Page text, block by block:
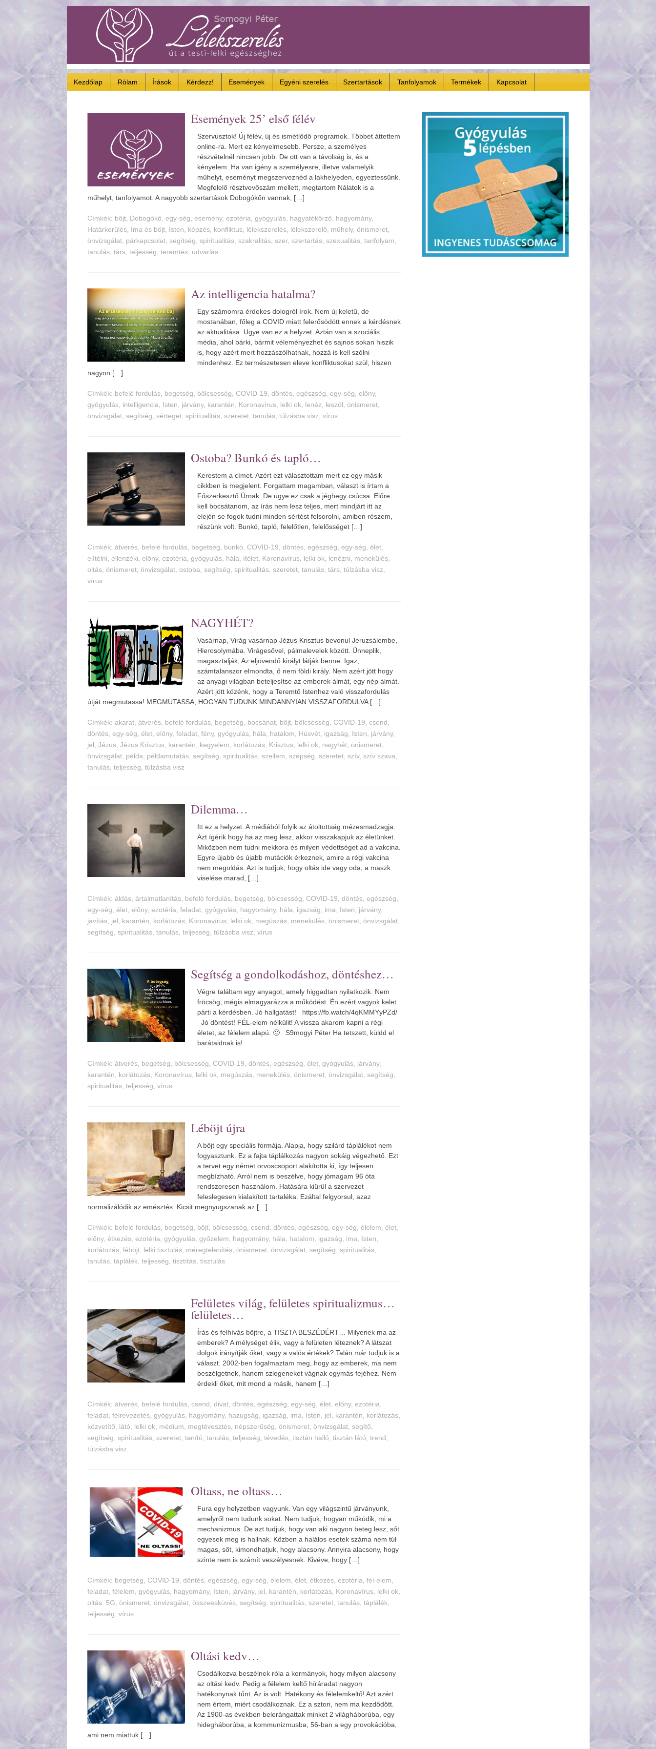
Kezdőlap Rólam Írások Kérdezz! Események Egyéni szerelés Szertartások Tanfolyamok Termékek Kapcsolat
Események 25’ első félév
Szervusztok! Új félév, új és ismétlődő programok. Többet áttettem
online-ra. Mert ez kényelmesebb. Persze, a személyes
részvételnél nincsen jobb. De ott van a távolság is, és a
kényelem. Ha van igény a személyesre, illetve valamelyik
műhelyt, eseményt megszerveznéd a lakhelyeden, egyeztessünk.
Megfelelő résztvevőszám mellett, megtartom Nálatok is a
műhelyt, tanfolyamot. A nagyobb szertartások Dobogókőn vannak, […]
Címkék: böjt Dobogókő ,egy-ség ,esemény,ezotéria ,gyógyulás hagyatékőrző hagyomány,
Határkerülés Ima és böjt Isten képzés konfliktus lélekszerelés lélekszerelő műhely,önismeret
önvizsgálat párkapcsolat ,segítség ,spiritualitás ,szakralitás ,szer,szertartás ,szexualitás ,tanfolyam
tanulás ,társ ,teljesség ,teremtés udvarlás
Az intelligencia hatalma?
Egy számomra érdekes dologról írok. Nem új keletű, de
mostanában, főleg a COVID miatt felerősödött ennek a kérdésnek
az aktualitása. Ugye van ez a helyzet. Aztán van a szociális
média, ahol bárki, bármit véleményezhet és sajnos sokan hiszik
is, hogy azért mert hozzászólhatnak, hozzá is kell szólni
mindenhez. Ez természetesen eleve konfliktusokat szül, hiszen
nagyon […]
Címkék: befelé fordulás begetség bölcsesség COVID-19 ,döntés ,egészség ,egy-ség ,előny,
gyógyulás intelligencia Isten járvány, karantén Koronavírus lelki ok lenéz leszól ,önismeret
önvizsgálat ,segítség ,sérteget ,spiritualitás ,szeretet ,tanulás ,túlzásba visz ,vírus
Ostoba? Bunkó és tapló
Kerestem a címet. Azért ezt választottam mert ez egy másik
cikkben is megjelent. Forgattam magamban, választ is írtam a
Főszerkesztő Úrnak. De ugye ez csak a jéghegy csúcsa. Előre
kell bocsátanom, az írás nem lesz teljes, mert mindjárt itt az
elején se fogok tudni minden sértést felsorolni, amiben részem,
részünk volt. Bunkó, tapló, felelőtlen, felelősséget […]
Címkék:tverés befelé fordulás begetség bunkó COVID-19 ,döntés ,egészség ,egy-ség ,élet
elítélni ,ellenzéki ,előny,ezotéria ,gyógyulás hála ítélet Koronavírus lelki ok lenézni menekülés
oltás ,önismeret ,önvizsgálat ,ostoba ,segítség ,spiritualitás ,szeretet ,tanulás ,társ ,túlzásba visz
vírus
NAGYHÉT?
Vasárnap, Virág vasárnap Jézus Krisztus bevonul Jeruzsálembe,
Hierosolymába. Virágesővel, pálmalevelek között. Ünneplik,
magasztalják, Az eljövendő királyt látják benne. Igaz,
számtalanszor elmondta, ő nem földi király. Nem azért jött hogy
az anyagi világban beteljesítse az emberek álmát, egy nép álmát.
Azért jött közénk, hogy a Teremtő Istenhez való visszafordulás
útját megmutassa! MEGMUTASSA, HOGYAN TUDUNK MINDANNYIAN VISSZAFORDULVA […]
Címkék:akarat ,tverés befelé fordulás begetség bocsánat böjt bölcsesség COVID-19 ,csend
döntés ,egy-ség ,élet ,előny,feladat ,fény,gyógyulás hála hatalom Húsvét igazság Isten járvány,
jel ,Jézus ,Jézus Krisztus karantén kegyelem korlátozás Krisztus lelki ok nagyhét ,önismeret
önvizsgálat példa példamutatás ,segítség ,spiritualitás ,szellem ,szépség ,szeretet ,szív,szív szava
tanulás ,teljesség ,túlzásba visz
Dilemma
Itt ez a helyzet. A médiából folyik az átoltottság mézesmadzagja.
Azt ígérik hogy ha az meg lesz, akkor visszakapjuk az életünket.
Miközben nem tudni mekkora és milyen védettséget ad a vakcina.
Egyre újabb és újabb mutációk érkeznek, amire a régi vakcina
nem megoldás. Azt is tudjuk, hogy oltás ide vagy oda, a maszk
viselése marad, […]
Címkék:ldás ,rtalmatlanítás befelé fordulás begetség bölcsesség COVID-19 ,döntés ,egészség
egy-ség ,élet ,előny,ezotéria ,feladat ,gyógyulás hagyomány, hála igazság ima Isten járvány,
javítás jel karantén korlátozás Koronavírus lelki ok megúszás menekülés ,önismeret ,önvizsgálat
segítség ,spiritualitás ,tanulás ,teljesség ,túlzásba visz ,vírus
Segítség a gondolkodáshoz, döntéshez
Végre találtam egy anyagot, amely higgadtan nyilatkozik. Nem
fröcsög, mégis elmagyarázza a működést. Én ezért vagyok kelet
párti a kérdésben. Jó hallgatást! https://fb.watch/4qKMMYyPZd/
Jó döntést! FÉL-elem nélkülit! A vissza akarom kapni a régi
életet, az félelem alapú. 🙂 S9mogyi Péter Ha tetszett, küldd el
barátaidnak is!
Címkék:tverés begetség bölcsesség COVID-19 ,döntés ,egészség ,élet ,gyógyulás járvány,
karantén
korlátozás Koronavírus lelki ok megúszás menekülés ,önismeret ,önvizsgálat ,segítség
spiritualitás ,teljesség ,vírus
Léböjt újra
A böjt egy speciális formája. Alapja, hogy szilárd táplálékot nem
fogyasztunk. Ez a fajta táplálkozás nagyon sokáig végezhető. Ezt
a tervet egy német orvoscsoport alakította ki, így teljesen
megbízható. Arról nem is beszélve, hogy jómagam 96 óta
rendszeresen használom. Hatására kiürül a szervezet
feleslegesen kialakított tartaléka. Ezáltal felgyorsul, azaz
normalizálódik az emésztés. Kicsit megnyugszanak az […]
Címkék: befelé fordulás begetség böjt bölcsesség ,csend ,döntés ,egészség ,egy-ség ,élelem ,élet
előny,étkezés ,ezotéria ,gyógyulás ,győzelem hagyomány, hála hatalom igazság ima Isten
korlátozás léböjt lelki tisztulás méregtelenítés ,önismeret ,önvizsgálat ,segítség ,spiritualitás
tanulás ,táplálék ,teljesség ,tisztítás ,tisztulás
Felületes világ, felületes spiritualizmus
felületes
Írás és felhívás böjtre, a TISZTA BESZÉDÉRT… Milyenek ma az
emberek? A mélységet élik, vagy a felületen léteznek? A látszat
dolgok irányítják őket, vagy a valós értékek? Talán már tudjuk is a
választ. 2002-ben fogalmaztam meg, hogy az emberek, ma nem
beszélgetnek, hanem szlogeneket vágnak egymás fejéhez. Nem
érdekli őket, mit mond a másik, hanem […]
Címkék:tverés befelé fordulás ,csend ,divat ,döntés ,egészség ,egy-ség ,élet ,előny,ezotéria
feladat ,félrevezetés ,gyógyulás hagyomány, hazugság igazság ima Isten jel karantén korlátozás
közvetítő
látó lelki ok médium megtévesztés népszerűség ,önismeret ,önvizsgálat ,segítő
segítség ,spiritualitás ,szeretet ,tanító ,tanulás ,teljesség ,tévedés ,tisztán halló ,tisztán látó ,trend
túlzásba visz
Oltass, ne oltass
Fura egy helyzetben vagyunk. Van egy világszintű járványunk,
amelyről nem tudunk sokat. Nem tudjuk, hogyan működik, mi a
mechanizmus. De azt tudjuk, hogy van aki nagyon beteg lesz, sőt
egyesek meg is hallnak. Közben a halálos esetek száma nem túl
magas, sőt, kimondhatjuk, hogy alacsony. Annyira alacsony, hogy
szinte nem is számít veszélyesnek. Kivéve, hogy […]
Címkék: begetség COVID-19 ,döntés ,egészség ,egy-ség ,élelem ,élet ,étkezés ,ezotéria ,fél-elem
feladat ,félelem ,gyógyulás hagyomány, Isten járvány, jel karantén korlátozás Koronavírus lelki ok
oltás. 5G ,önismeret ,önvizsgálat ,összeesküvés ,segítség ,spiritualitás ,szeretet ,tanulás ,táplálék
teljesség ,vírus
Oltási kedv
Csodálkozva beszélnek róla a kormányok, hogy milyen alacsony
az oltási kedv. Pedig a félelem keltő híráradat nagyon
hatékonynak tűnt. Az is volt. Hatékony és félelemkeltő! Azt azért
nem értem, miért csodálkoznak. Ez a sztori, nem ma kezdődött.
Az 1900-as években belerángattak minket 2 világháborúba, egy
hidegháborúba, a kommunizmusba, 56-ban a egy provokációba,
ami nem miattuk […]